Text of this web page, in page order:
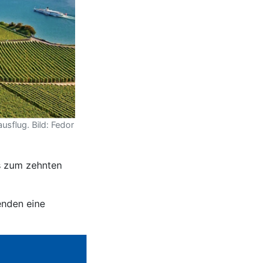
Bild: Fedor
zehnten
eine